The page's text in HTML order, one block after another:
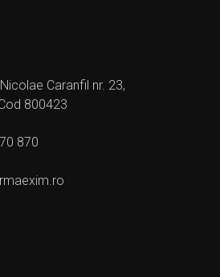
Caranfil nr. 23,
800423
870